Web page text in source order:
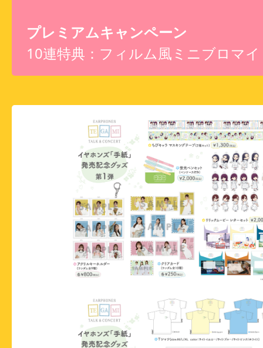
プレミアムキャンペーン
10連特典：フィルム風ミニブロマ